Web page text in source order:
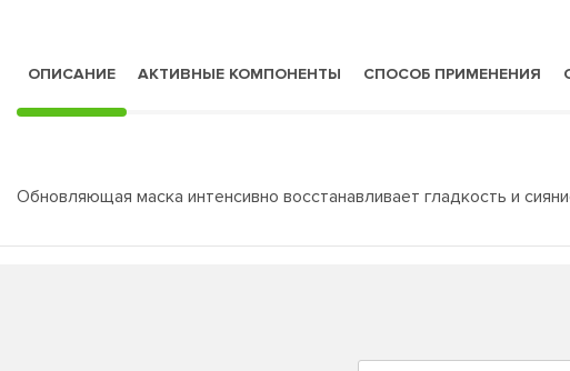
ОПИСАНИЕ АКТИВНЫЕ КОМПОНЕНТЫ СПОСОБ ПРИМЕНЕНИЯ
Обновляющая маска интенсивно восстанавливает гладкость и